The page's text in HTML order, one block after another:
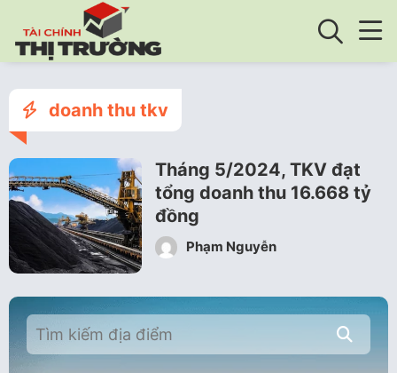
doanh thu tkv
Tháng 5/2024, TKV đạt
tổng doanh thu 16.668 tỷ
đồng
Phạm Nguyễn